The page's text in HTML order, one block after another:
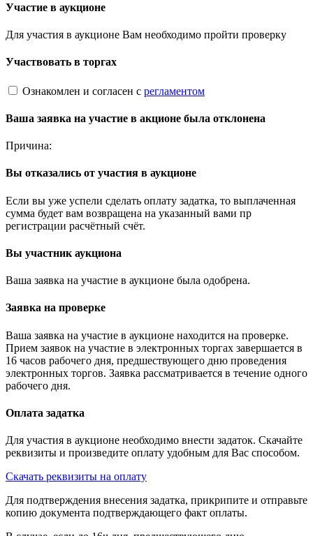
Участие в аукционе
Для участия в аукционе Вам необходимо пройти проверку
Участвовать в торгах
Ознакомлен и согласен с регламентом
Ваша заявка на участие в акционе была отклонена
Причина:
Вы отказались от участия в аукционе
Если вы уже успели сделать оплату задатка, то выплаченная
сумма будет вам возвращена на указанный вами пр
регистрации расчётный счёт.
Вы участник аукциона
Ваша заявка на участие в аукционе была одобрена.
Заявка на проверке
Ваша заявка на участие в аукционе находится на проверке.
Прием заявок на участие в электронных торгах завершается в
16 часов рабочего дня, предшествующего дню проведения
электронных торгов. Заявка рассматривается в течение одного
рабочего дня.
Оплата задатка
Для участия в аукционе необходимо внести задаток. Скачайте
реквизиты и произведите оплату удобным для Вас способом.
Скачать реквизиты на оплату
Для подтверждения внесения задатка, прикрипите и отправьте
копию документа подтверждающего факт оплаты.